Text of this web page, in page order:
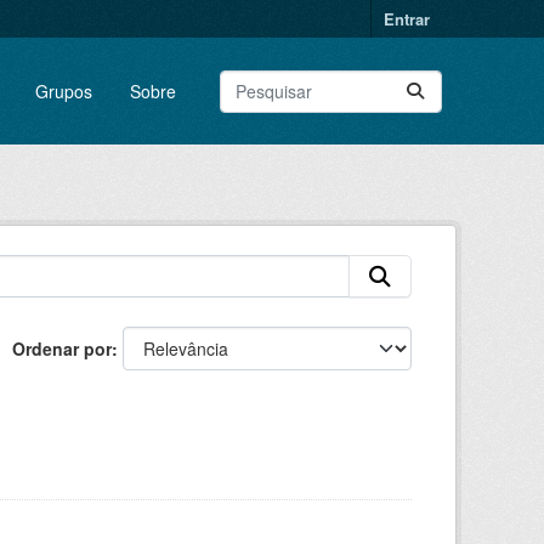
Entrar
Grupos Sobre
Ordenar por